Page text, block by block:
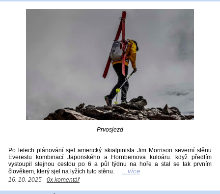
Prvosjezd
Po letech plánování sjel americký skialpinista Jim Morrison severní stěnu
Everestu kombinací Japonského a Hornbeinova kuloáru. když předtím
vystoupil stejnou cestou po 6 a půl týdnu na hoře a stal se tak prvním
člověkem, který sjel na lyžích tuto stěnu.
...více
16. 10. 2025 - 0x komentář